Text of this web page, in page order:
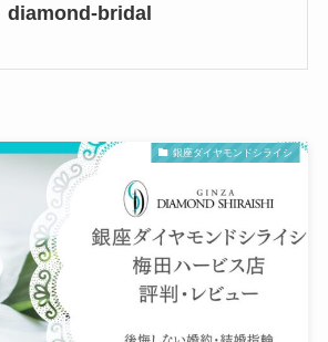
diamond-bridal
銀座ダイヤモンドシライシ